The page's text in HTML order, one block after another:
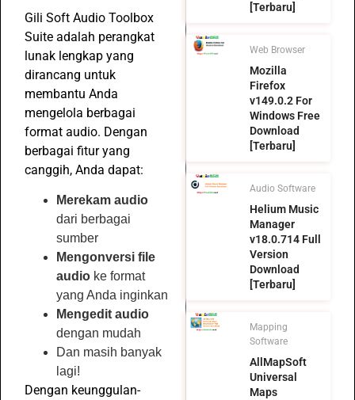
Gili Soft Audio Toolbox
Suite adalah perangkat
lunak lengkap yang
dirancang untuk
membantu Anda
mengelola berbagai
format audio. Dengan
berbagai fitur yang
canggih, Anda dapat:
Merekam audio
dari berbagai
sumber
Mengonversi file
audio ke format
yang Anda inginkan
Mengedit audio
dengan mudah
Dan masih banyak
lagi!
Dengan keunggulan-
[Terbaru]
Web Browser
Mozilla
Firefox
v149.0.2 For
Windows Free
Download
[Terbaru]
Audio Software
Helium Music
Manager
v18.0.714 Full
Version
Download
[Terbaru]
Mapping
Software
AllMapSoft
Universal
Maps